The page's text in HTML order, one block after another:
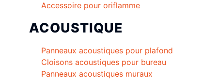
Accessoire pour oriflamme
ACOUSTIQUE
Panneaux acoustiques pour plafond
Cloisons acoustiques pour bureau
Panneaux acoustiques muraux